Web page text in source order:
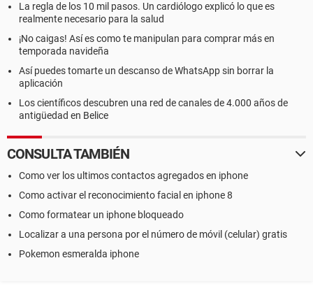
La regla de los 10 mil pasos. Un cardiólogo explicó lo que es
realmente necesario para la salud
¡No caigas! Así es como te manipulan para comprar más en
temporada navideña
Así puedes tomarte un descanso de WhatsApp sin borrar la
aplicación
Los científicos descubren una red de canales de 4.000 años de
antigüedad en Belice
CONSULTA TAMBIÉN
Como ver los ultimos contactos agregados en iphone
Como activar el reconocimiento facial en iphone 8
Como formatear un iphone bloqueado
Localizar a una persona por el número de móvil (celular) gratis
Pokemon esmeralda iphone